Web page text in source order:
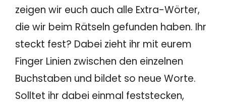
zeigen wir euch auch alle Extra-Wörter,
die wir beim Rätseln gefunden haben. Ihr
steckt fest? Dabei zieht ihr mit eurem
Finger Linien zwischen den einzelnen
Buchstaben und bildet so neue Worte.
Solltet ihr dabei einmal feststecken,